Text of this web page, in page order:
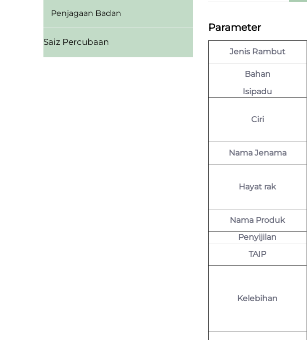
Penjagaan Badan
Saiz Percubaan
Parameter
Jenis Rambut
Bahan
Isipadu
Ciri
Nama Jenama
Hayat rak
Nama Produk
Penyijilan
TAIP
Kelebihan